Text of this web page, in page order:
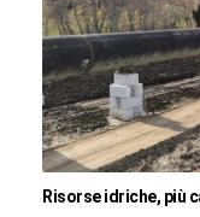
Risorse idriche, più